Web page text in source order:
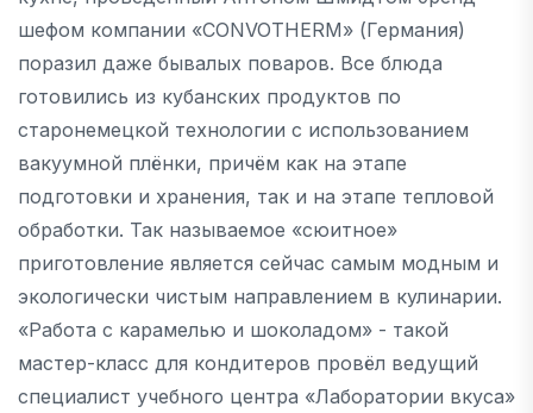
шефом компании «СОNVOTHERM» (Германия)
поразил даже бывалых поваров. Все блюда
готовились из кубанских продуктов по
старонемецкой технологии с использованием
вакуумной плёнки, причём как на этапе
подготовки и хранения, так и на этапе тепловой
обработки. Так называемое «сюитное»
приготовление является сейчас самым модным и
экологически чистым направлением в кулинарии.
«Работа с карамелью и шоколадом» - такой
мастер-класс для кондитеров провёл ведущий
специалист учебного центра «Лаборатории вкуса»